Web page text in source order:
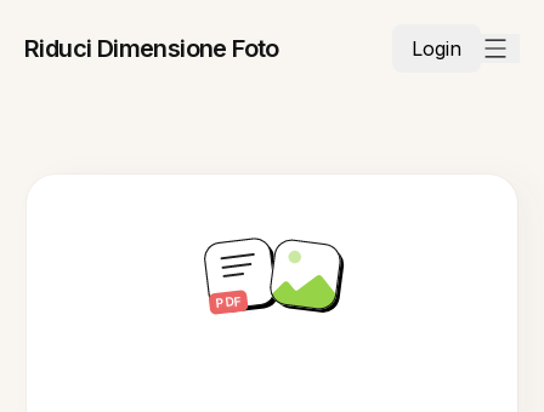
Riduci Dimensione Foto Login